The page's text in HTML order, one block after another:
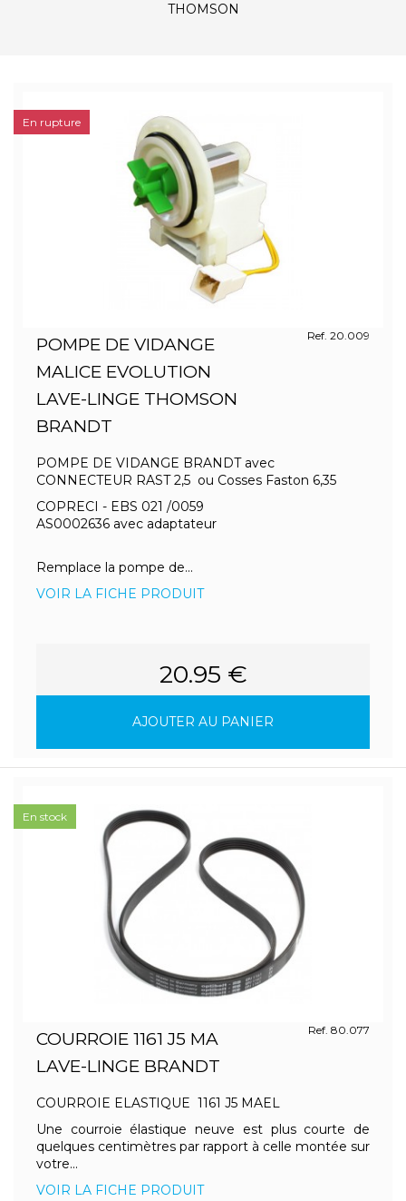
THOMSON
POMPE DE VIDANGE
MALICE EVOLUTION
LAVE-LINGE THOMSON
BRANDT
Ref. 20.009
POMPE DE VIDANGE BRANDT avec
CONNECTEUR RAST 2,5 ou Cosses Faston 6,35
COPRECI - EBS 021 /0059
AS0002636 avec adaptateur
Remplace la pompe de...
VOIR LA FICHE PRODUIT
20.95 €
AJOUTER AU PANIER
En rupture
COURROIE 1161 J5 MA
LAVE-LINGE BRANDT
Ref. 80.077
COURROIE ELASTIQUE 1161 J5 MAEL
Une courroie élastique neuve est plus courte de
quelques centimètres par rapport à celle montée sur
votre...
VOIR LA FICHE PRODUIT
En stock